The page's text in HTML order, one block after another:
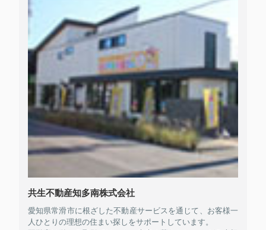
共生不動産知多南株式会社
愛知県常滑市に根ざした不動産サービスを通じて、お客様一
人ひとりの理想の住まい探しをサポートしています。